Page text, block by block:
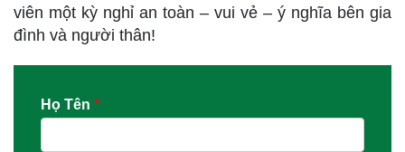
viên một kỳ nghỉ an toàn – vui vẻ – ý nghĩa bên gia
đình và người thân!
Họ Tên *